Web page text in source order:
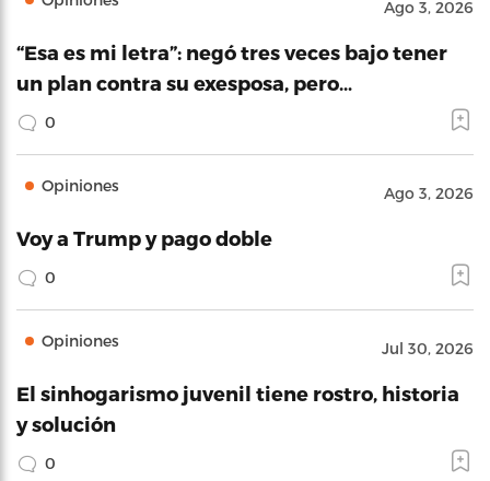
Ago 3, 2026
“Esa es mi letra”: negó tres veces bajo tener
un plan contra su exesposa, pero…
0
Opiniones Ago 3, 2026
Voy a Trump y pago doble
0
Opiniones Jul 30, 2026
El sinhogarismo juvenil tiene rostro, historia
y solución
0